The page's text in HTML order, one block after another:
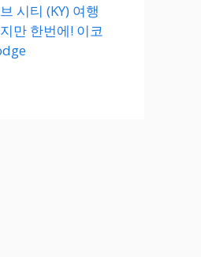
시티 (KY) 여행
만 한번에! 이코